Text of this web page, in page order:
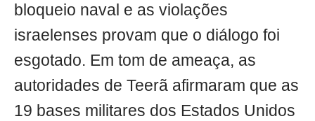
bloqueio naval e as violações
israelenses provam que o diálogo foi
esgotado. Em tom de ameaça, as
autoridades de Teerã afirmaram que as
19 bases militares dos Estados Unidos